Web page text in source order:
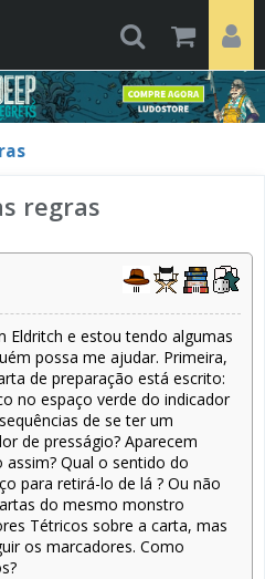
regras
Eldritch e estou tendo algumas
possa me ajudar. Primeira,
de preparação está escrito:
no espaço verde do indicador
de se ter um
de presságio? Aparecem
Qual o sentido do
para retirá-lo de lá ? Ou não
do mesmo monstro
Tétricos sobre a carta, mas
os marcadores. Como